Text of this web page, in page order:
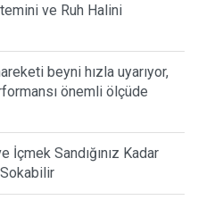
ve Ruh Halini
beyni hızla uyarıyor,
önemli ölçüde
İçmek Sandığınız Kadar